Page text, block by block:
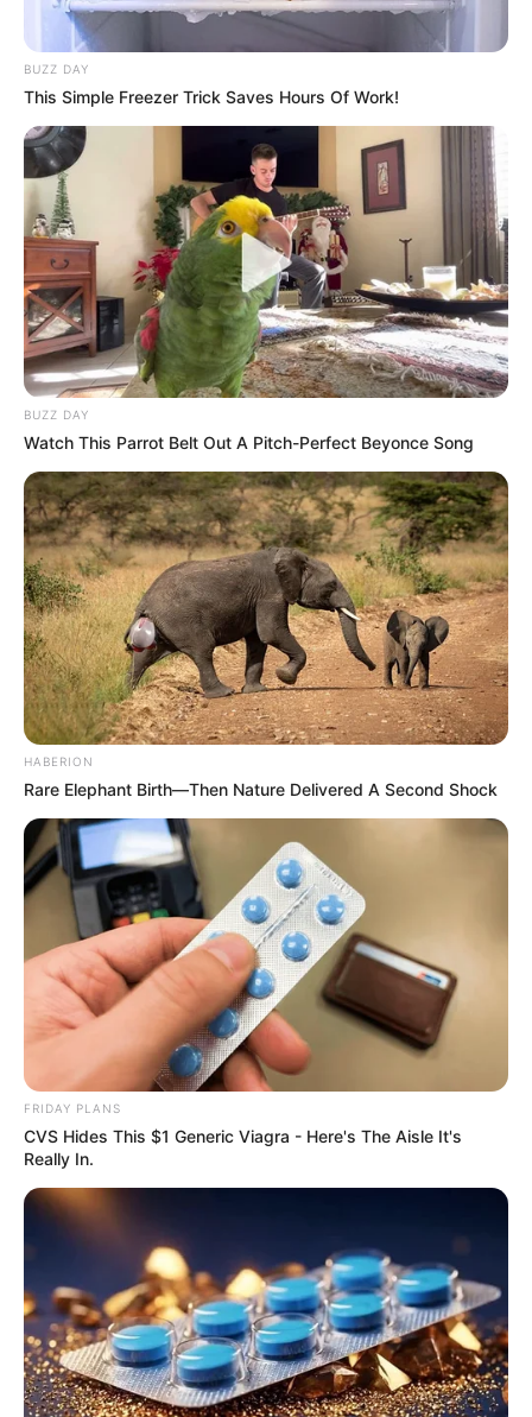
รวมวิธีกำจัดไขมันที่ได้รับความนิยมสูงสุดในไทย
LUMETHINK.COM
See How The Blue Lagoon Cast Has Changed After
46 Years
BRAINBERRIES
He Awaited Death, But What This Animal Did Left
Him Speechless!
BUZZ DAY
CVS’s Nightmare Comes True: Men Ditching Viagra
For This 87¢ Generic Aisle 7 Hack
FRIDAY PLANS
BUZZ DAY
This Simple Freezer Trick Saves Hours Of Work!
BUZZ DAY
Watch This Parrot Belt Out A Pitch-Perfect Beyonce Song
HABERION
Rare Elephant Birth—Then Nature Delivered A Second Shock
FRIDAY PLANS
CVS Hides This $1 Generic Viagra - Here's The Aisle It's
Really In.